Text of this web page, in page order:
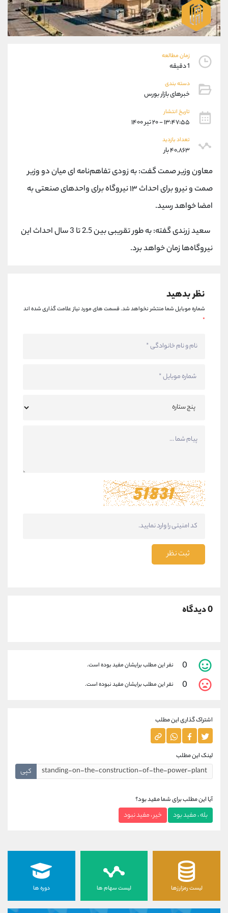
زمان مطالعه
1 دقیقه
دسته بندی
خبرهای بازار بورس
تاریخ انتشار
۱۳:۴۷:۵۵ - ۲۰ تیر ۱۴۰۰
تعداد بازدید
۴۰,۸۶۳ بار
معاون وزیر صمت گفت: به زودی تفاهم‌نامه ای میان دو وزیر
صمت و نیرو برای احداث ۱۳ نیروگاه‌ برای واحدهای صنعتی به
امضا خواهد رسید.
سعید زرندی گفته: به طور تقریبی بین 2.5 تا 3 سال احداث این
نیروگاه‌ها زمان خواهد برد.
نظر بدهید
شماره موبایل شما منتشر نخواهد شد.قسمت های مورد نیاز علامت گذاری شده اند
*
ثبت نظر
0 دیدگاه
0 نفر این مطلب برایشان مفید بوده است.
0 نفر این مطلب برایشان مفید نبوده است.
اشتراک گذاری این مطلب
لینک این مطلب
کپی
آیا این مطلب برای شما مفید بود؟
بله ، مفید بود خیر ، مفید نبود
لیست رمزارزها لیست سهام ها دوره ها
09927779040
واتساپ شروع گفتگو
تلگرام @Armteam_admin_por
پشتیبان فروش
موبایل
واتساپ
تلگرام
داخلی
اطلاعات تماس (دفتر فروش)
تلفن 021-22021030
بدون پیش شماره 90001030
اینستاگرام
کانال بله @alirezamehrabi_official